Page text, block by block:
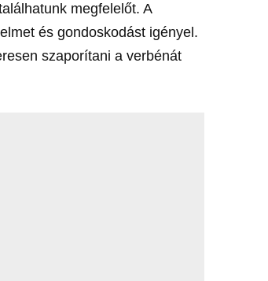
megfelelőt. A
és gondoskodást igényel.
szaporítani a verbénát